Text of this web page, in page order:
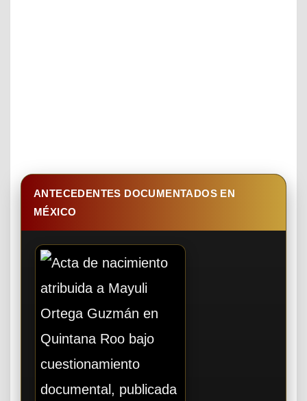
ANTECEDENTES DOCUMENTADOS EN
MÉXICO